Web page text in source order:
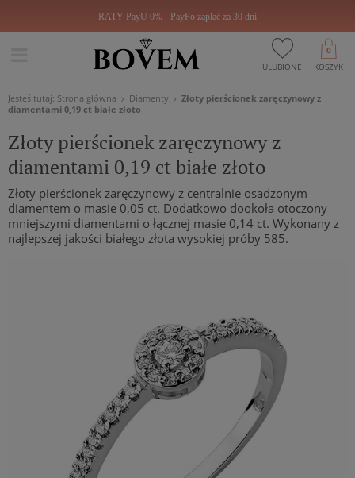
RATY PayU 0% PayPo zapłać za 30 dni
ULUBIONE KOSZYK
0
Jesteś tutaj: Strona główna Diamenty
Złoty pierścionek zaręczynowy z
diamentami 0,19 ct białe złoto
Złoty pierścionek zaręczynowy z
diamentami 0,19 ct białe złoto
Złoty pierścionek zaręczynowy z centralnie osadzonym
diamentem o masie 0,05 ct. Dodatkowo dookoła otoczony
mniejszymi diamentami o łącznej masie 0,14 ct. Wykonany z
najlepszej jakości białego złota wysokiej próby 585.